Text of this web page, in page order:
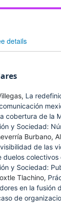
details
La
cobertura de la
y Sociedad:
Burbano,
de las
duelos
y Sociedad:
Tlachino,
en la fusión
de